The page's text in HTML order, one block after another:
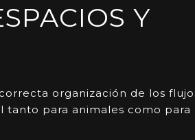
Y
organización de los
para animales como para